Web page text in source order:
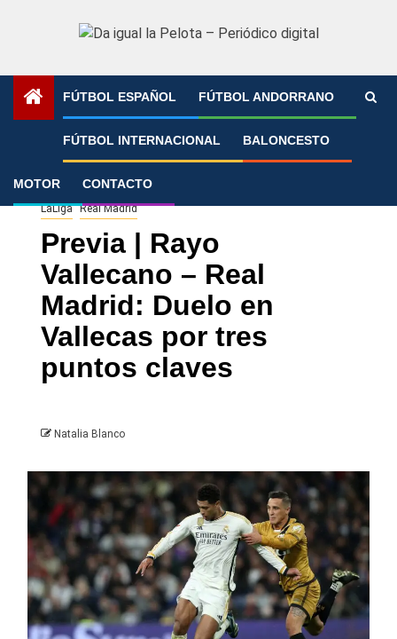
FÚTBOL ESPAÑOL FÚTBOL ANDORRANO
FÚTBOL INTERNACIONAL BALONCESTO
MOTOR CONTACTO
»
LaLiga Real Madrid
Previa | Rayo
Vallecano – Real
Madrid: Duelo en
Vallecas por tres
puntos claves
Natalia Blanco